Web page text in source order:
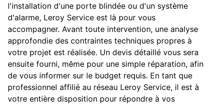
l'installation d'une porte blindée ou d'un système
d'alarme, Leroy Service est là pour vous
accompagner. Avant toute intervention, une analyse
approfondie des contraintes techniques propres à
votre projet est réalisée. Un devis détaillé vous sera
ensuite fourni, même pour une simple réparation, afin
de vous informer sur le budget requis. En tant que
professionnel affilié au réseau Leroy Service, il est à
votre entière disposition pour répondre à vos